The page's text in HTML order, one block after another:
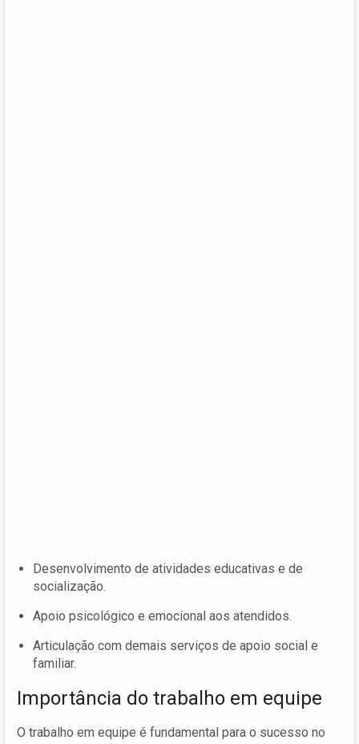
Desenvolvimento de atividades educativas e de
socialização.
Apoio psicológico e emocional aos atendidos.
Articulação com demais serviços de apoio social e
familiar.
Importância do trabalho em equipe
O trabalho em equipe é fundamental para o sucesso no